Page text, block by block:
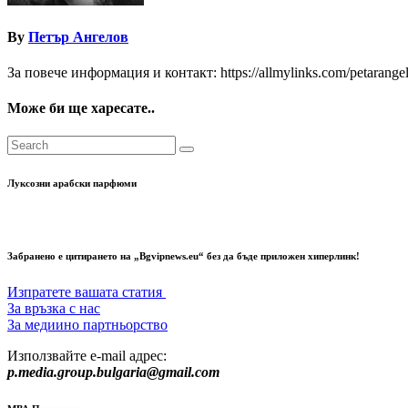
By Петър Ангелов
За повече информация и контакт: https://allmylinks.com/
Може би ще харесате..
Луксозни арабски парфюми
Забранено е цитирането на „Bgvipnews.eu“ без да бъде приложен хиперлинк!
Изпратете вашата статия
За връзка с нас
За медиино партньорство
Използвайте e-mail адрес:
p.media.group.bulgaria@gmail.com